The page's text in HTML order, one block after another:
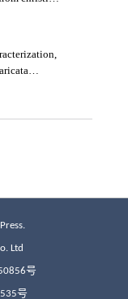
Ltd
号
号